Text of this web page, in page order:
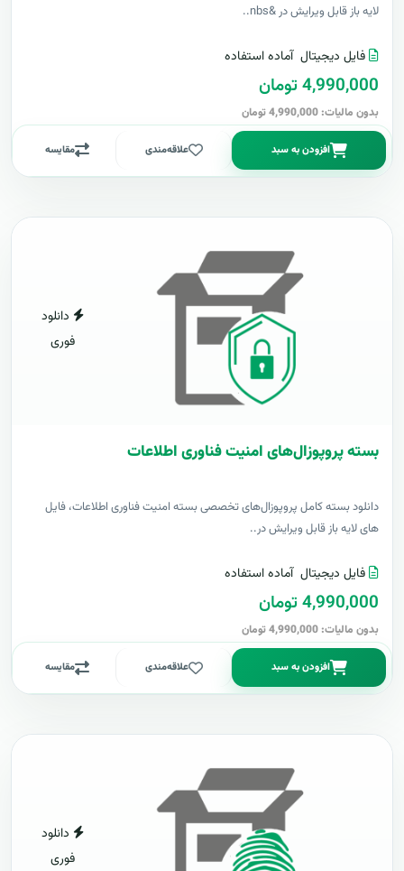
لایه باز قابل ویرایش در &nbs..
فایل دیجیتال آماده استفاده
4,990,000 تومان
بدون مالیات: 4,990,000 تومان
افزودن به سبد علاقه‌مندی مقایسه
دانلود
فوری
بسته پروپوزال‌های امنیت فناوری اطلاعات
دانلود بسته کامل پروپوزال‌های تخصصی بسته امنیت فناوری اطلاعات، فایل
های لایه باز قابل ویرایش در..
فایل دیجیتال آماده استفاده
4,990,000 تومان
بدون مالیات: 4,990,000 تومان
افزودن به سبد علاقه‌مندی مقایسه
دانلود
فوری